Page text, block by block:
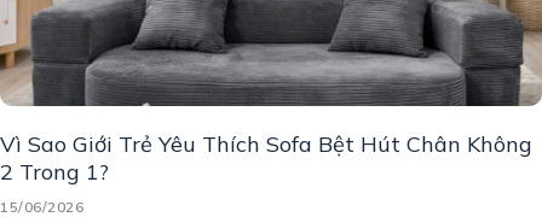
Vì Sao Giới Trẻ Yêu Thích Sofa Bệt Hút Chân Không
2 Trong 1?
15/06/2026